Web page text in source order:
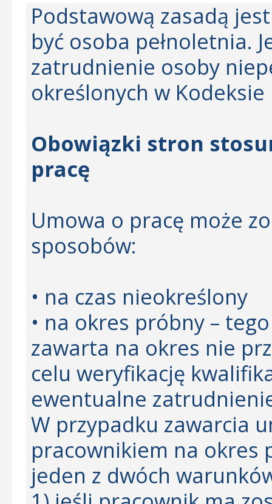
Podstawową zasadą
być osoba pełnoletnia.
zatrudnienie osoby
określonych w Kodeksie
Obowiązki stron
pracę
Umowa o pracę może
sposobów:
• na czas nieokreślony
• na okres próbny –
zawarta na okres nie
celu weryfikację
ewentualne
W przypadku zawarcia
pracownikiem na okres
jeden z dwóch